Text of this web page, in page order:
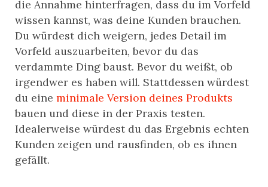
die Annahme hinterfragen, dass du im Vorfeld
wissen kannst, was deine Kunden brauchen.
Du würdest dich weigern, jedes Detail im
Vorfeld auszuarbeiten, bevor du das
verdammte Ding baust. Bevor du weißt, ob
irgendwer es haben will. Stattdessen würdest
du eine minimale Version deines Produkts
bauen und diese in der Praxis testen.
Idealerweise würdest du das Ergebnis echten
Kunden zeigen und rausfinden, ob es ihnen
gefällt.